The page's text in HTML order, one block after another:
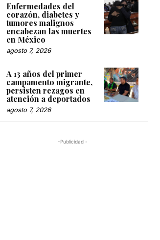
Enfermedades del
corazón, diabetes y
tumores malignos
encabezan las muertes
en México
agosto 7, 2026
A 13 años del primer
campamento migrante,
persisten rezagos en
atención a deportados
agosto 7, 2026
-Publicidad -